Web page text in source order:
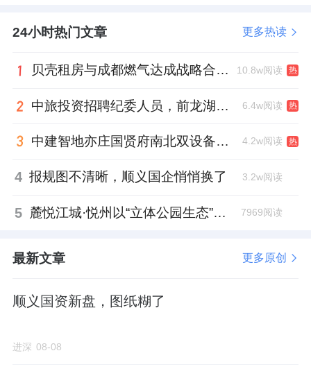
24小时热门文章 更多热读
贝壳租房与成都燃气达成战略合作 打通安全巡检“最后一米” 10.8w阅读 热
中旅投资招聘纪委人员，前龙湖副总裁胡若翔掌舵 6.4w阅读 热
中建智地亦庄国贤府南北双设备平台，得房率创区域新高 4.2w阅读 热
4 报规图不清晰，顺义国企悄悄换了 3.2w阅读
5 麓悦江城·悦州以“立体公园生态”重塑居住绿意，克而瑞好房点评网“园林绿化”维度表现亮眼 7969阅读
最新文章 更多原创
顺义国资新盘，图纸糊了
进深 08-08